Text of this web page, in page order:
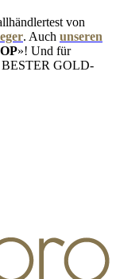
von
. Auch unseren
»! Und für
BESTER GOLD-